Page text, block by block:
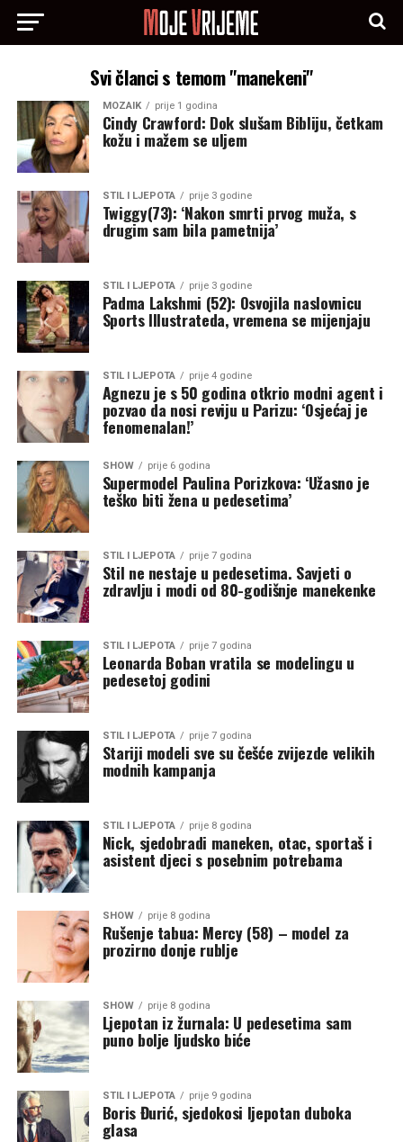
Svi članci s temom "manekeni"
MOZAIK prije 1 godina
Cindy Crawford: Dok slušam Bibliju, četkam
kožu i mažem se uljem
STIL I LJEPOTA prije 3 godine
Twiggy(73): ‘Nakon smrti prvog muža, s
drugim sam bila pametnija’
STIL I LJEPOTA prije 3 godine
Padma Lakshmi (52): Osvojila naslovnicu
Sports Illustrateda, vremena se mijenjaju
STIL I LJEPOTA prije 4 godine
Agnezu je s 50 godina otkrio modni agent i
pozvao da nosi reviju u Parizu: ‘Osjećaj je
fenomenalan!’
SHOW prije 6 godina
Supermodel Paulina Porizkova: ‘Užasno je
teško biti žena u pedesetima’
STIL I LJEPOTA prije 7 godina
Stil ne nestaje u pedesetima. Savjeti o
zdravlju i modi od 80-godišnje manekenke
STIL I LJEPOTA prije 7 godina
Leonarda Boban vratila se modelingu u
pedesetoj godini
STIL I LJEPOTA prije 7 godina
Stariji modeli sve su češće zvijezde velikih
modnih kampanja
STIL I LJEPOTA prije 8 godina
Nick, sjedobradi maneken, otac, sportaš i
asistent djeci s posebnim potrebama
SHOW prije 8 godina
Rušenje tabua: Mercy (58) – model za
prozirno donje rublje
SHOW prije 8 godina
Ljepotan iz žurnala: U pedesetima sam
puno bolje ljudsko biće
STIL I LJEPOTA prije 9 godina
Boris Đurić, sjedokosi ljepotan duboka
glasa